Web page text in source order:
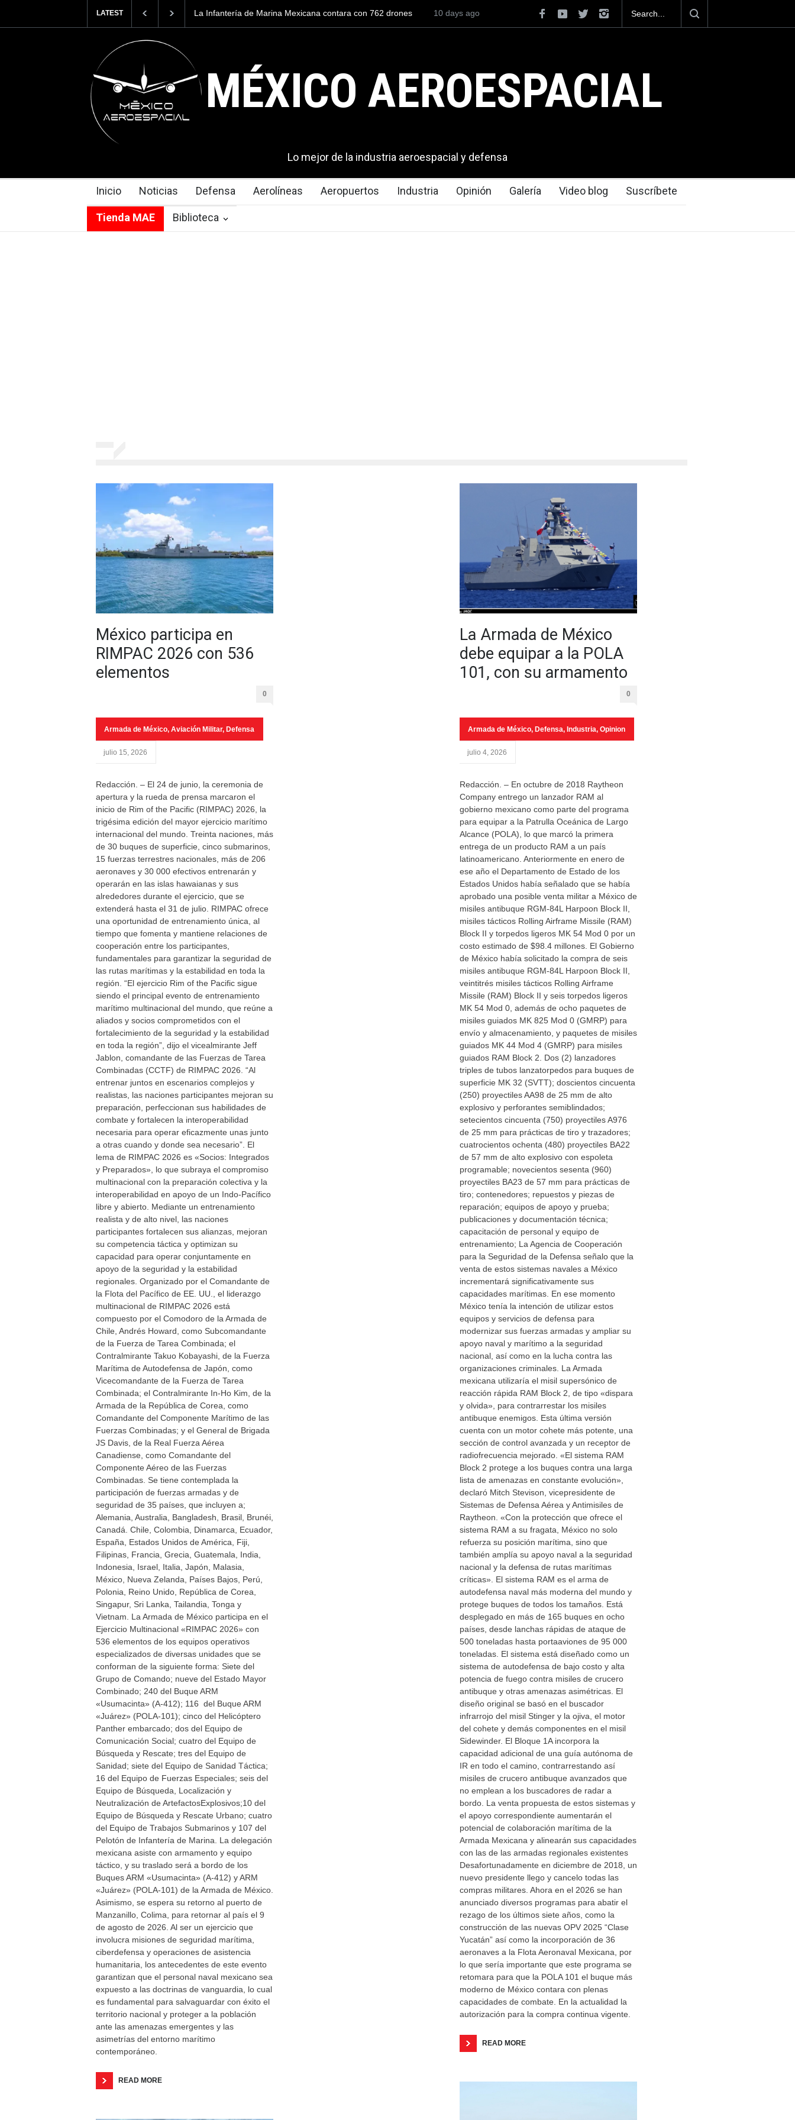
LATEST
de Marina Mexicana contara con 762 drones
La Armada de México desarrolla un SUV de superficie
La industria naval mexicana construirá 32 BUQUES para la
10 days ago
MÉXICO AEROESPACIAL
Lo mejor de la industria aeroespacial y defensa
Inicio Noticias Defensa Aerolíneas Aeropuertos Industria Opinión Galería Video blog Suscríbete
Tienda MAE Biblioteca
México participa en
RIMPAC 2026 con 536
elementos
0
Armada de México, Aviación Militar, Defensa
julio 15, 2026
Redacción. – El 24 de junio, la ceremonia de
apertura y la rueda de prensa marcaron el
inicio de Rim of the Pacific (RIMPAC) 2026, la
trigésima edición del mayor ejercicio marítimo
internacional del mundo. Treinta naciones, más
de 30 buques de superficie, cinco submarinos,
15 fuerzas terrestres nacionales, más de 206
aeronaves y 30 000 efectivos entrenarán y
operarán en las islas hawaianas y sus
alrededores durante el ejercicio, que se
extenderá hasta el 31 de julio. RIMPAC ofrece
una oportunidad de entrenamiento única, al
tiempo que fomenta y mantiene relaciones de
cooperación entre los participantes,
fundamentales para garantizar la seguridad de
las rutas marítimas y la estabilidad en toda la
región. “El ejercicio Rim of the Pacific sigue
siendo el principal evento de entrenamiento
marítimo multinacional del mundo, que reúne a
aliados y socios comprometidos con el
fortalecimiento de la seguridad y la estabilidad
en toda la región”, dijo el vicealmirante Jeff
Jablon, comandante de las Fuerzas de Tarea
Combinadas (CCTF) de RIMPAC 2026. “Al
entrenar juntos en escenarios complejos y
realistas, las naciones participantes mejoran su
preparación, perfeccionan sus habilidades de
combate y fortalecen la interoperabilidad
necesaria para operar eficazmente unas junto
a otras cuando y donde sea necesario”. El
lema de RIMPAC 2026 es «Socios: Integrados
y Preparados», lo que subraya el compromiso
multinacional con la preparación colectiva y la
interoperabilidad en apoyo de un Indo-Pacífico
libre y abierto. Mediante un entrenamiento
realista y de alto nivel, las naciones
participantes fortalecen sus alianzas, mejoran
su competencia táctica y optimizan su
capacidad para operar conjuntamente en
apoyo de la seguridad y la estabilidad
regionales. Organizado por el Comandante de
la Flota del Pacífico de EE. UU., el liderazgo
multinacional de RIMPAC 2026 está
compuesto por el Comodoro de la Armada de
Chile, Andrés Howard, como Subcomandante
de la Fuerza de Tarea Combinada; el
Contralmirante Takuo Kobayashi, de la Fuerza
Marítima de Autodefensa de Japón, como
Vicecomandante de la Fuerza de Tarea
Combinada; el Contralmirante In-Ho Kim, de la
Armada de la República de Corea, como
Comandante del Componente Marítimo de las
Fuerzas Combinadas; y el General de Brigada
JS Davis, de la Real Fuerza Aérea
Canadiense, como Comandante del
Componente Aéreo de las Fuerzas
Combinadas. Se tiene contemplada la
participación de fuerzas armadas y de
seguridad de 35 países, que incluyen a;
Alemania, Australia, Bangladesh, Brasil, Brunéi,
Canadá. Chile, Colombia, Dinamarca, Ecuador,
España, Estados Unidos de América, Fiji,
Filipinas, Francia, Grecia, Guatemala, India,
Indonesia, Israel, Italia, Japón, Malasia,
México, Nueva Zelanda, Países Bajos, Perú,
Polonia, Reino Unido, República de Corea,
Singapur, Sri Lanka, Tailandia, Tonga y
Vietnam. La Armada de México participa en el
Ejercicio Multinacional «RIMPAC 2026» con
536 elementos de los equipos operativos
especializados de diversas unidades que se
conforman de la siguiente forma: Siete del
Grupo de Comando; nueve del Estado Mayor
Combinado; 240 del Buque ARM
«Usumacinta» (A-412); 116 del Buque ARM
«Juárez» (POLA-101); cinco del Helicóptero
Panther embarcado; dos del Equipo de
Comunicación Social; cuatro del Equipo de
Búsqueda y Rescate; tres del Equipo de
Sanidad; siete del Equipo de Sanidad Táctica;
16 del Equipo de Fuerzas Especiales; seis del
Equipo de Búsqueda, Localización y
Neutralización de ArtefactosExplosivos;10 del
Equipo de Búsqueda y Rescate Urbano; cuatro
del Equipo de Trabajos Submarinos y 107 del
Pelotón de Infantería de Marina. La delegación
mexicana asiste con armamento y equipo
táctico, y su traslado será a bordo de los
Buques ARM «Usumacinta» (A-412) y ARM
«Juárez» (POLA-101) de la Armada de México.
Asimismo, se espera su retorno al puerto de
Manzanillo, Colima, para retornar al país el 9
de agosto de 2026. Al ser un ejercicio que
involucra misiones de seguridad marítima,
ciberdefensa y operaciones de asistencia
humanitaria, los antecedentes de este evento
garantizan que el personal naval mexicano sea
expuesto a las doctrinas de vanguardia, lo cual
es fundamental para salvaguardar con éxito el
territorio nacional y proteger a la población
ante las amenazas emergentes y las
asimetrías del entorno marítimo
contemporáneo.
READ MORE
La Armada de México
debe equipar a la POLA
101, con su armamento
0
Armada de México, Defensa, Industria, Opinion
julio 4, 2026
Redacción. – En octubre de 2018 Raytheon
Company entrego un lanzador RAM al
gobierno mexicano como parte del programa
para equipar a la Patrulla Oceánica de Largo
Alcance (POLA), lo que marcó la primera
entrega de un producto RAM a un país
latinoamericano. Anteriormente en enero de
ese año el Departamento de Estado de los
Estados Unidos había señalado que se había
aprobado una posible venta militar a México de
misiles antibuque RGM-84L Harpoon Block II,
misiles tácticos Rolling Airframe Missile (RAM)
Block II y torpedos ligeros MK 54 Mod 0 por un
costo estimado de $98.4 millones. El Gobierno
de México había solicitado la compra de seis
misiles antibuque RGM-84L Harpoon Block II,
veintitrés misiles tácticos Rolling Airframe
Missile (RAM) Block II y seis torpedos ligeros
MK 54 Mod 0, además de ocho paquetes de
misiles guiados MK 825 Mod 0 (GMRP) para
envío y almacenamiento, y paquetes de misiles
guiados MK 44 Mod 4 (GMRP) para misiles
guiados RAM Block 2. Dos (2) lanzadores
triples de tubos lanzatorpedos para buques de
superficie MK 32 (SVTT); doscientos cincuenta
(250) proyectiles AA98 de 25 mm de alto
explosivo y perforantes semiblindados;
setecientos cincuenta (750) proyectiles A976
de 25 mm para prácticas de tiro y trazadores;
cuatrocientos ochenta (480) proyectiles BA22
de 57 mm de alto explosivo con espoleta
programable; novecientos sesenta (960)
proyectiles BA23 de 57 mm para prácticas de
tiro; contenedores; repuestos y piezas de
reparación; equipos de apoyo y prueba;
publicaciones y documentación técnica;
capacitación de personal y equipo de
entrenamiento; La Agencia de Cooperación
para la Seguridad de la Defensa señalo que la
venta de estos sistemas navales a México
incrementará significativamente sus
capacidades marítimas. En ese momento
México tenía la intención de utilizar estos
equipos y servicios de defensa para
modernizar sus fuerzas armadas y ampliar su
apoyo naval y marítimo a la seguridad
nacional, así como en la lucha contra las
organizaciones criminales. La Armada
mexicana utilizaría el misil supersónico de
reacción rápida RAM Block 2, de tipo «dispara
y olvida», para contrarrestar los misiles
antibuque enemigos. Esta última versión
cuenta con un motor cohete más potente, una
sección de control avanzada y un receptor de
radiofrecuencia mejorado. «El sistema RAM
Block 2 protege a los buques contra una larga
lista de amenazas en constante evolución»,
declaró Mitch Stevison, vicepresidente de
Sistemas de Defensa Aérea y Antimisiles de
Raytheon. «Con la protección que ofrece el
sistema RAM a su fragata, México no solo
refuerza su posición marítima, sino que
también amplía su apoyo naval a la seguridad
nacional y la defensa de rutas marítimas
críticas». El sistema RAM es el arma de
autodefensa naval más moderna del mundo y
protege buques de todos los tamaños. Está
desplegado en más de 165 buques en ocho
países, desde lanchas rápidas de ataque de
500 toneladas hasta portaaviones de 95 000
toneladas. El sistema está diseñado como un
sistema de autodefensa de bajo costo y alta
potencia de fuego contra misiles de crucero
antibuque y otras amenazas asimétricas. El
diseño original se basó en el buscador
infrarrojo del misil Stinger y la ojiva, el motor
del cohete y demás componentes en el misil
Sidewinder. El Bloque 1A incorpora la
capacidad adicional de una guía autónoma de
IR en todo el camino, contrarrestando así
misiles de crucero antibuque avanzados que
no emplean a los buscadores de radar a
bordo. La venta propuesta de estos sistemas y
el apoyo correspondiente aumentarán el
potencial de colaboración marítima de la
Armada Mexicana y alinearán sus capacidades
con las de las armadas regionales existentes
Desafortunadamente en diciembre de 2018, un
nuevo presidente llego y cancelo todas las
compras militares. Ahora en el 2026 se han
anunciado diversos programas para abatir el
rezago de los últimos siete años, como la
construcción de las nuevas OPV 2025 “Clase
Yucatán” así como la incorporación de 36
aeronaves a la Flota Aeronaval Mexicana, por
lo que sería importante que este programa se
retomara para que la POLA 101 el buque más
moderno de México contara con plenas
capacidades de combate. En la actualidad la
autorización para la compra continua vigente.
READ MORE